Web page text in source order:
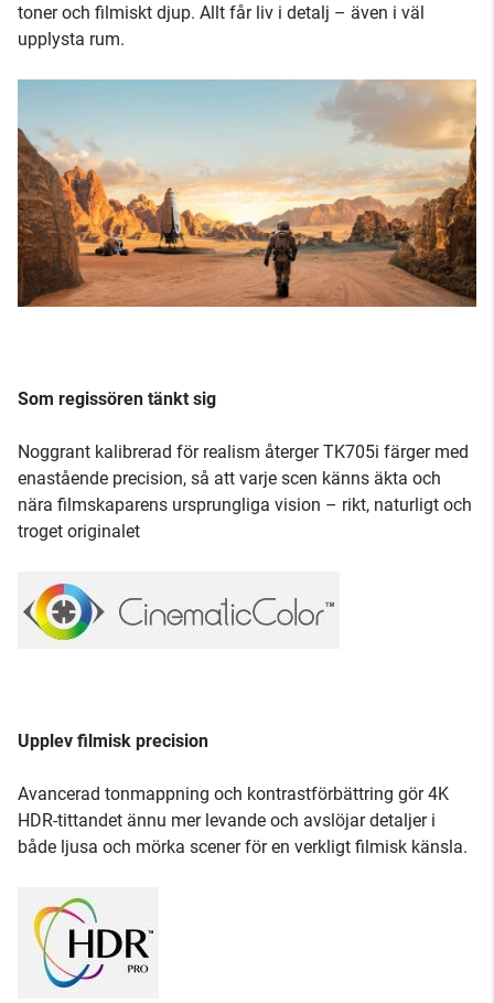
toner och filmiskt djup. Allt får liv i detalj – även i väl
upplysta rum.
Som regissören tänkt sig
Noggrant kalibrerad för realism återger TK705i färger med
enastående precision, så att varje scen känns äkta och
nära filmskaparens ursprungliga vision – rikt, naturligt och
troget originalet
Upplev filmisk precision
Avancerad tonmappning och kontrastförbättring gör 4K
HDR-tittandet ännu mer levande och avslöjar detaljer i
både ljusa och mörka scener för en verkligt filmisk känsla.